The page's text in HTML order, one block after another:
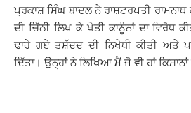
ਪ੍ਰਕਾਸ਼ ਸਿੰਘ ਬਾਦਲ ਨੇ ਰਾਸ਼ਟਰਪਤੀ
ਦੀ ਚਿੱਠੀ ਲਿਖ ਕੇ ਖੇਤੀ ਕਾਨੂੰਨਾਂ ਦਾ ਵਿਰੋਧ
ਢਾਹੇ ਗਏ ਤਸ਼ੱਦਦ ਦੀ ਨਿਖੇਧੀ ਕੀਤੀ ਅਤੇ
ਦਿੱਤਾ। ਉਨ੍ਹਾਂ ਨੇ ਲਿਖਿਆ ਮੈਂ ਜੋ ਵੀ ਹਾਂ ਕਿਸਾਨਾਂ